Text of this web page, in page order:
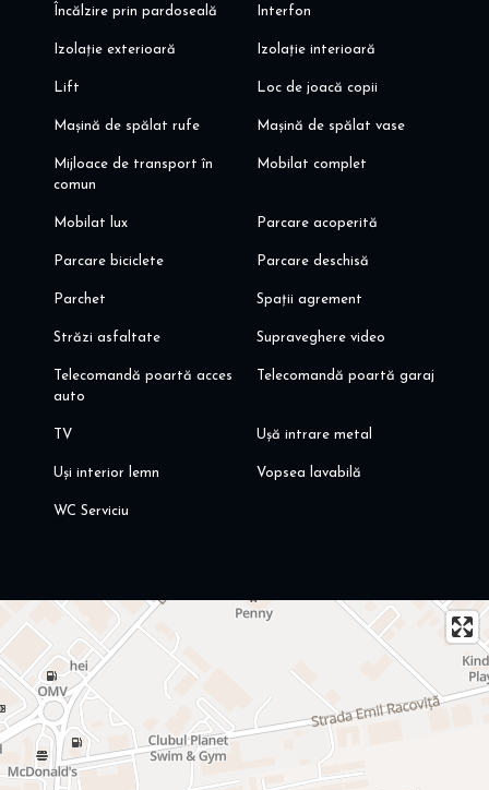
Încălzire prin pardoseală Interfon
Izolație exterioară Izolație interioară
Lift Loc de joacă copii
Mașină de spălat rufe Mașină de spălat vase
Mijloace de transport în
comun
Mobilat complet
Mobilat lux Parcare acoperită
Parcare biciclete Parcare deschisă
Parchet Spații agrement
Străzi asfaltate Supraveghere video
Telecomandă poartă acces
auto
Telecomandă poartă garaj
TV Ușă intrare metal
Uși interior lemn Vopsea lavabilă
WC Serviciu